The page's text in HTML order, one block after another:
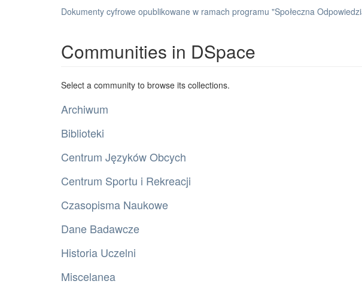
Dokumenty cyfrowe opublikowane w ramach programu "Społeczna
Communities in DSpace
Select a community to browse its collections.
Archiwum
Biblioteki
Centrum Języków Obcych
Centrum Sportu i Rekreacji
Czasopisma Naukowe
Dane Badawcze
Historia Uczelni
Miscelanea